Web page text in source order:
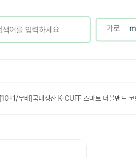
[10+1/무배]국내생산 K-CUFF 스마트 더블밴드